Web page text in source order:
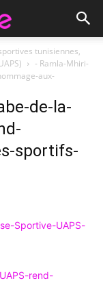
tunisiennes,
- Ramla-Mhiri-
aux-
de-la-
sportifs-